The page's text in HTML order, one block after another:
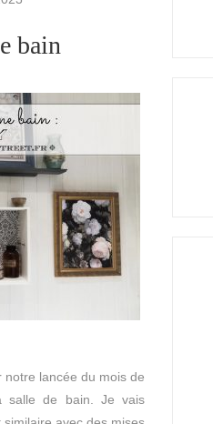
bain
lancée du mois de
salle de bain. Je vais